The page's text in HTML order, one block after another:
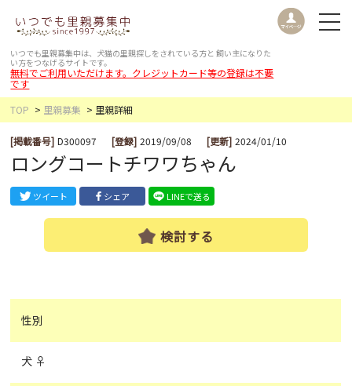
いつでも里親募集中は、犬猫の里親探しをされている方と 飼い主になりた
い方をつなげるサイトです。
無料でご利用いただけます。クレジットカード等の登録は不要
です
TOP
里親募集 里親詳細
[掲載番号] D300097 [登録] 2019/09/08 [更新] 2024/01/10
ロングコートチワワちゃん
ツイート シェア LINEで送る
検討する
性別
犬 ♀